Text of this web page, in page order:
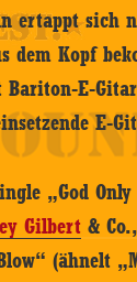
ertappt
dem Kopf
E-
E-
„God
Gilbert &
(ähnelt